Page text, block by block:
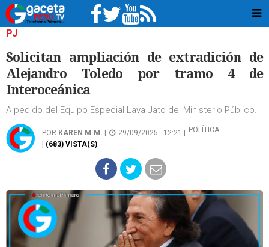
PJ
Solicitan ampliación de extradición de
Alejandro Toledo por tramo 4 de
Interoceánica
A pedido del Equipo Especial Lava Jato del Ministerio Público.
POR KAREN M.M. 29/09/2025 - 12:21 |
POLÍTICA
| (683) VISTA(S)